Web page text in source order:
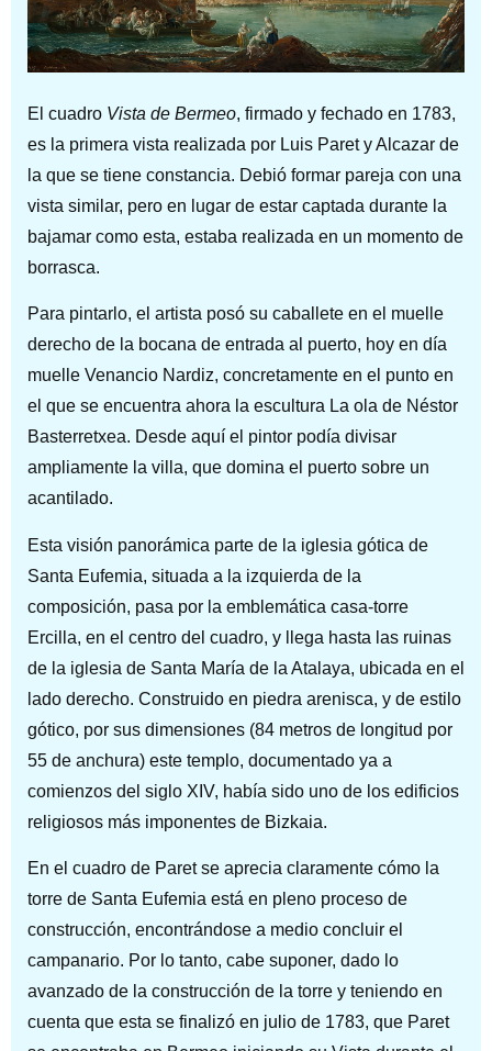
El cuadro Vista de Bermeo, firmado y fechado en 1783,
es la primera vista realizada por Luis Paret y Alcazar de
la que se tiene constancia. Debió formar pareja con una
vista similar, pero en lugar de estar captada durante la
bajamar como esta, estaba realizada en un momento de
borrasca.
Para pintarlo, el artista posó su caballete en el muelle
derecho de la bocana de entrada al puerto, hoy en día
muelle Venancio Nardiz, concretamente en el punto en
el que se encuentra ahora la escultura La ola de Néstor
Basterretxea. Desde aquí el pintor podía divisar
ampliamente la villa, que domina el puerto sobre un
acantilado.
Esta visión panorámica parte de la iglesia gótica de
Santa Eufemia, situada a la izquierda de la
composición, pasa por la emblemática casa-torre
Ercilla, en el centro del cuadro, y llega hasta las ruinas
de la iglesia de Santa María de la Atalaya, ubicada en el
lado derecho. Construido en piedra arenisca, y de estilo
gótico, por sus dimensiones (84 metros de longitud por
55 de anchura) este templo, documentado ya a
comienzos del siglo XIV, había sido uno de los edificios
religiosos más imponentes de Bizkaia.
En el cuadro de Paret se aprecia claramente cómo la
torre de Santa Eufemia está en pleno proceso de
construcción, encontrándose a medio concluir el
campanario. Por lo tanto, cabe suponer, dado lo
avanzado de la construcción de la torre y teniendo en
cuenta que esta se finalizó en julio de 1783, que Paret